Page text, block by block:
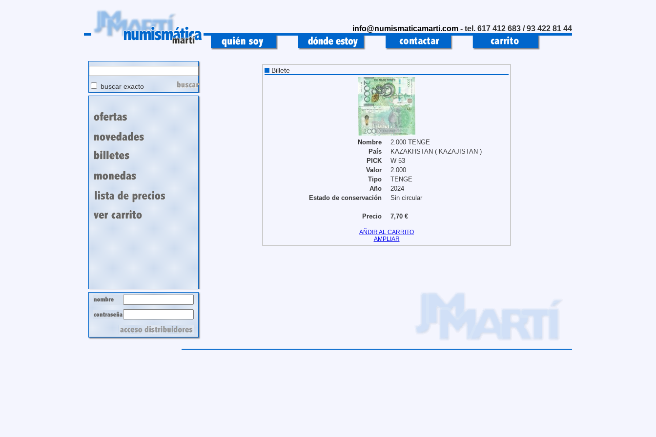
info@numismaticamarti.com - tel. 617 412 683 / 93 422 81 44
buscar exacto
Billete
Nombre
2.000 TENGE
País
KAZAKHSTAN ( KAZAJISTAN )
PICK
W 53
Valor
2.000
Tipo
TENGE
Año
2024
Estado de conservación
Sin circular
Precio 7,70 €
AÑDIR AL CARRITO
AMPLIAR